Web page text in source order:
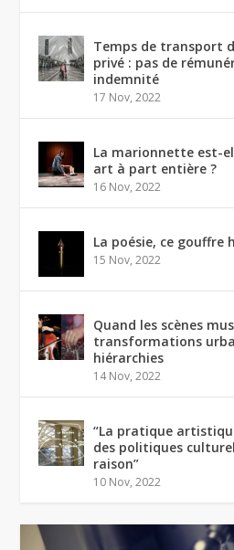
Temps de transport
privé : pas de
indemnité
17 Nov, 2022
La marionnette est-
art à part entière ?
16 Nov, 2022
La poésie, ce gouffre
15 Nov, 2022
Quand les scènes
transformations
hiérarchies
14 Nov, 2022
“La pratique
des politiques
raison”
10 Nov, 2022